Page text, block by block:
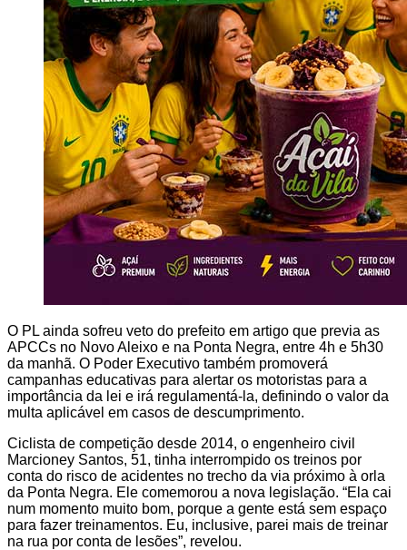
O PL ainda sofreu veto do prefeito em artigo que previa as
APCCs no Novo Aleixo e na Ponta Negra, entre 4h e 5h30
da manhã. O Poder Executivo também promoverá
campanhas educativas para alertar os motoristas para a
importância da lei e irá regulamentá-la, definindo o valor da
multa aplicável em casos de descumprimento.
Ciclista de competição desde 2014, o engenheiro civil
Marcioney Santos, 51, tinha interrompido os treinos por
conta do risco de acidentes no trecho da via próximo à orla
da Ponta Negra. Ele comemorou a nova legislação. “Ela cai
num momento muito bom, porque a gente está sem espaço
para fazer treinamentos. Eu, inclusive, parei mais de treinar
na rua por conta de lesões”, revelou.